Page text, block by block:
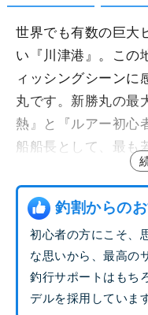
世界でも有数の巨大
い『川津港』。この
ィッシングシーンに
丸です。新勝丸の最
熱』と『ルアー初心
船船長として、最も
い価値観を脱ぎ捨て
導くロジカルシンギ
す！また、船長自身
始めた経験を活かし
げる感動を提供した
高級ブランド「ステ
用して、魅惑のルア
釣割からの
初心者の方にこそ、
な思いから、最高の
釣行サポートはもち
デルを採用していま